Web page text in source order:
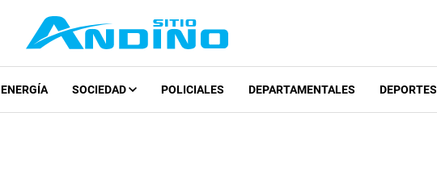
ENERGÍA SOCIEDAD POLICIALES DEPARTAMENTALES DEPORTES